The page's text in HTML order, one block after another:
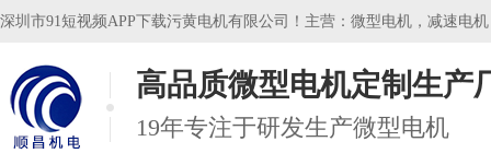
深圳市91短视频APP下载污黄电机有限公司！主营：微型电机，减速电机
高品质微型电机定制生产
19年专注于研发生产微型电机